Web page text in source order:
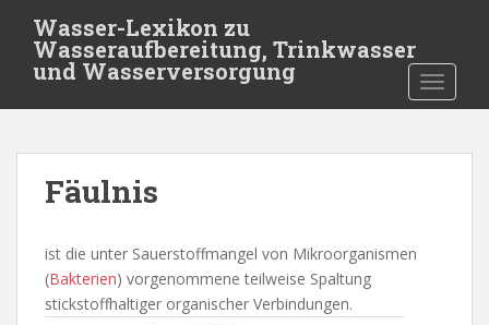
t
Wasser-Lexikon zu
Wasseraufbereitung, Trinkwasser
und Wasserversorgung
Fäulnis
ist die unter Sauerstoffmangel von Mikroorganismen
(Bakterien) vorgenommene teilweise Spaltung
stickstoffhaltiger organischer Verbindungen.